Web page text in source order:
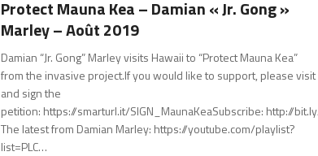
Protect Mauna Kea – Damian « Jr. Gong »
Marley – Août 2019
Damian “Jr. Gong” Marley visits Hawaii to “Protect Mauna Kea”
from the invasive project.If you would like to support, please visit
and sign the
petition: https://smarturl.it/SIGN_MaunaKeaSubscribe: http://
The latest from Damian Marley: https://youtube.com/playlist?
list=PLC…